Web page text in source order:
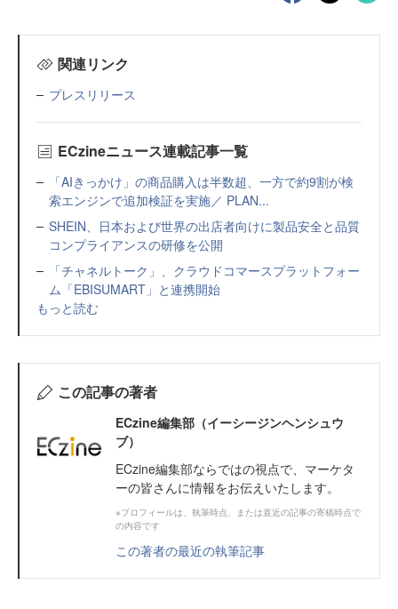
関連リンク
プレスリリース
ECzineニュース連載記事一覧
「AIきっかけ」の商品購入は半数超、一方で約9割が検
索エンジンで追加検証を実施／ PLAN...
SHEIN、日本および世界の出店者向けに製品安全と品質
コンプライアンスの研修を公開
「チャネルトーク」、クラウドコマースプラットフォー
ム「EBISUMART」と連携開始
もっと読む
この記事の著者
ECzine編集部（イーシージンヘンシュウ
ブ）
ECzine編集部ならではの視点で、マーケタ
ーの皆さんに情報をお伝えいたします。
※プロフィールは、執筆時点、または直近の記事の寄稿時点で
の内容です
この著者の最近の執筆記事